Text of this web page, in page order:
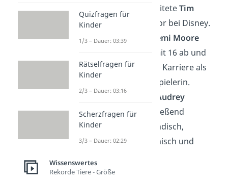
Filmregisseur arbeiteteTim
Burton
als Animator bei Disney.
🚑 Die Sängerin
Demi Moore
brach die Schule mit 16 ab und
startete direkt ihre Karriere als
Model und Schauspielerin.
Audrey
Hepburnsprach fließend
Englisch, Niederländisch,
Französisch, Italienisch und
Quizfragen für
Kinder
1/3 – Dauer: 03:39
Rätselfragen für
Kinder
2/3 – Dauer: 03:16
Scherzfragen für
Kinder
3/3 – Dauer: 02:29
Wissenswertes
Rekorde Tiere - Größe